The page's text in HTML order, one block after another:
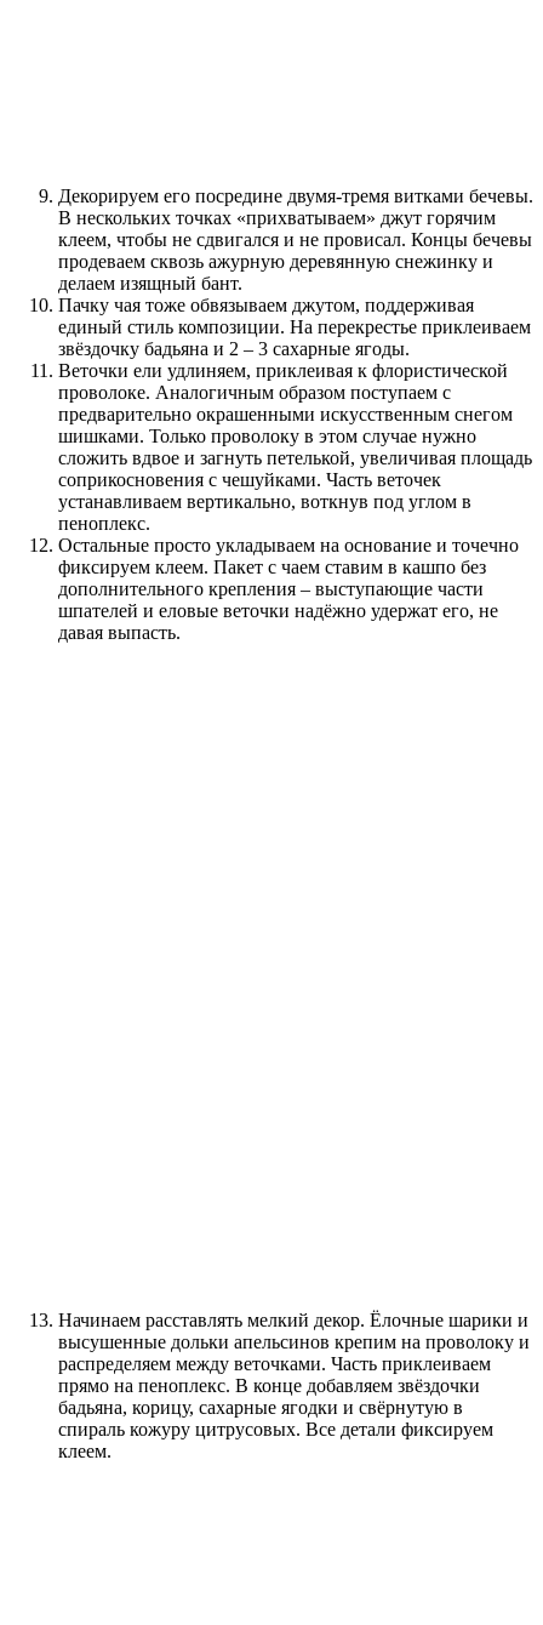
Декорируем его посредине двумя-тремя витками бечевы.
В нескольких точках «прихватываем» джут горячим
клеем, чтобы не сдвигался и не провисал. Концы бечевы
продеваем сквозь ажурную деревянную снежинку и
делаем изящный бант.
Пачку чая тоже обвязываем джутом, поддерживая
единый стиль композиции. На перекрестье приклеиваем
звёздочку бадьяна и 2 – 3 сахарные ягоды.
Веточки ели удлиняем, приклеивая к флористической
проволоке. Аналогичным образом поступаем с
предварительно окрашенными искусственным снегом
шишками. Только проволоку в этом случае нужно
сложить вдвое и загнуть петелькой, увеличивая площадь
соприкосновения с чешуйками. Часть веточек
устанавливаем вертикально, воткнув под углом в
пеноплекс.
Остальные просто укладываем на основание и точечно
фиксируем клеем. Пакет с чаем ставим в кашпо без
дополнительного крепления – выступающие части
шпателей и еловые веточки надёжно удержат его, не
давая выпасть.
Начинаем расставлять мелкий декор. Ёлочные шарики и
высушенные дольки апельсинов крепим на проволоку и
распределяем между веточками. Часть приклеиваем
прямо на пеноплекс. В конце добавляем звёздочки
бадьяна, корицу, сахарные ягодки и свёрнутую в
спираль кожуру цитрусовых. Все детали фиксируем
клеем.